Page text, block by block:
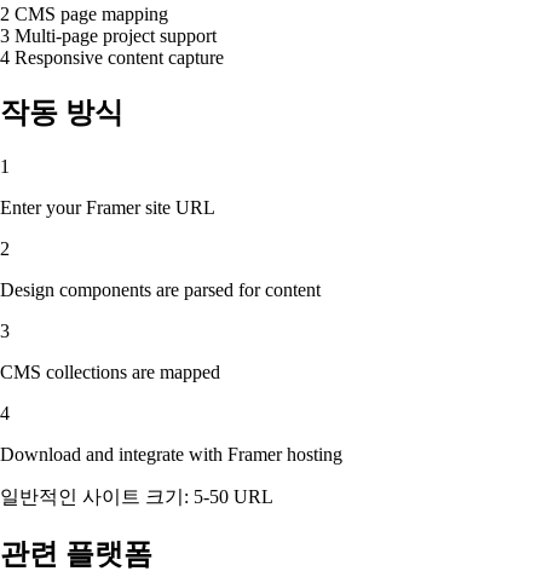
2 CMS page mapping
3 Multi-page project support
4 Responsive content capture
작동 방식
1
Enter your Framer site URL
2
Design components are parsed for content
3
CMS collections are mapped
4
Download and integrate with Framer hosting
일반적인 사이트 크기: 5-50 URL
관련 플랫폼